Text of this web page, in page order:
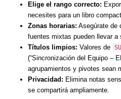
Elige el rango correcto:
necesites para un libro
Zonas horarias: Asegúrate de
fuentes mixtas pueden llevar a
Títulos limpios: Valores de
(“Sincronización del Equipo –
agrupamientos y pivotes sean
Privacidad: Elimina notas
se compartirá ampliamente.